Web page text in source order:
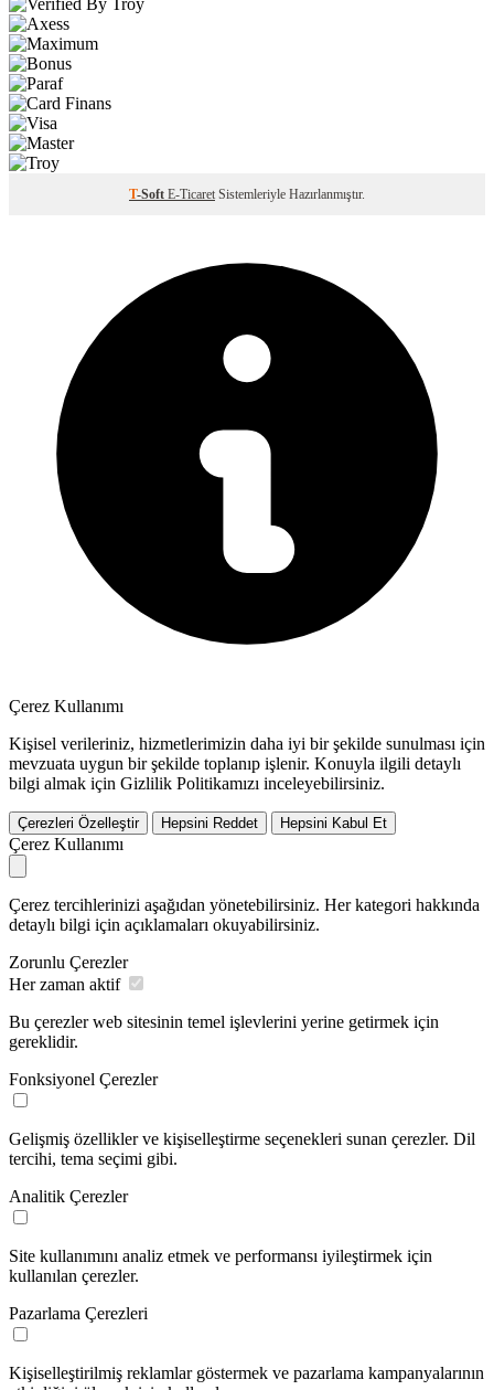
T-Soft E-Ticaret Sistemleriyle Hazırlanmıştır.
Çerez Kullanımı
Kişisel verileriniz, hizmetlerimizin daha iyi bir şekilde sunulması için
mevzuata uygun bir şekilde toplanıp işlenir. Konuyla ilgili detaylı
bilgi almak için Gizlilik Politikamızı inceleyebilirsiniz.
Çerezleri Özelleştir Hepsini Reddet Hepsini Kabul Et
Çerez Kullanımı
Çerez tercihlerinizi aşağıdan yönetebilirsiniz. Her kategori hakkında
detaylı bilgi için açıklamaları okuyabilirsiniz.
Zorunlu Çerezler
Her zaman aktif
Bu çerezler web sitesinin temel işlevlerini yerine getirmek için
gereklidir.
Fonksiyonel Çerezler
Gelişmiş özellikler ve kişiselleştirme seçenekleri sunan çerezler. Dil
tercihi, tema seçimi gibi.
Analitik Çerezler
Site kullanımını analiz etmek ve performansı iyileştirmek için
kullanılan çerezler.
Pazarlama Çerezleri
Kişiselleştirilmiş reklamlar göstermek ve pazarlama kampanyalarının